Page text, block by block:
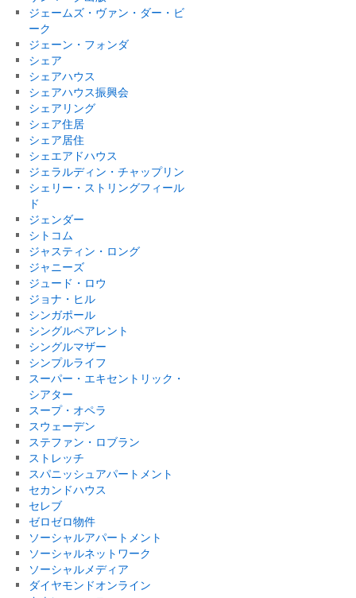
ジェームズ・ヴァン・ダー・ビ
ーク
ジェーン・フォンダ
シェア
シェアハウス
シェアハウス振興会
シェアリング
シェア住居
シェア居住
シェエアドハウス
ジェラルディン・チャップリン
シェリー・ストリングフィール
ド
ジェンダー
シトコム
ジャスティン・ロング
ジャニーズ
ジュード・ロウ
ジョナ・ヒル
シンガポール
シングルペアレント
シングルマザー
シンプルライフ
スーパー・エキセントリック・
シアター
スープ・オペラ
スウェーデン
ステファン・ロブラン
ストレッチ
スパニッシュアパートメント
セカンドハウス
セレブ
ゼロゼロ物件
ソーシャルアパートメント
ソーシャルネットワーク
ソーシャルメディア
ダイヤモンドオンライン